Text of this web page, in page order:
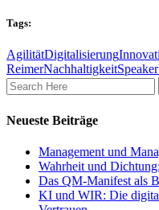
Tags:
AgilitätDigitalisierung
ReimerNachhaltigkeitSpeaker
Search
for:
Neueste Beiträge
Management und
Wahrheit und
Das QM-Manifest als
KI und WIR: Die